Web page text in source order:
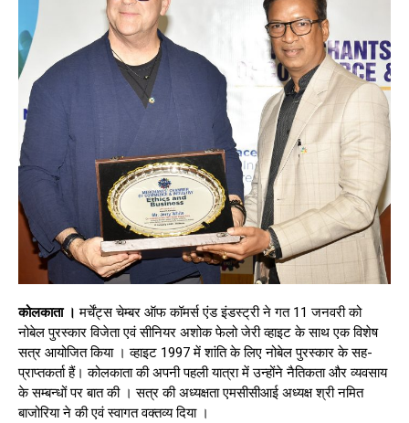
कोलकाता । मर्चेंट्स चेम्बर ऑफ कॉमर्स एंड इंडस्ट्री ने गत 11 जनवरी को
नोबेल पुरस्कार विजेता एवं सीनियर अशोक फेलो जेरी व्हाइट के साथ एक विशेष
सत्र आयोजित किया । व्हाइट 1997 में शांति के लिए नोबेल पुरस्कार के सह-
प्राप्तकर्ता हैं। कोलकाता की अपनी पहली यात्रा में उन्होंने नैतिकता और व्यवसाय
के सम्बन्धों पर बात की । सत्र की अध्यक्षता एमसीसीआई अध्यक्ष श्री नमित
बाजोरिया ने की एवं स्वागत वक्तव्य दिया ।